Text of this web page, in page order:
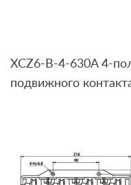
XCZ6-B-4-630A 4-
подвижного